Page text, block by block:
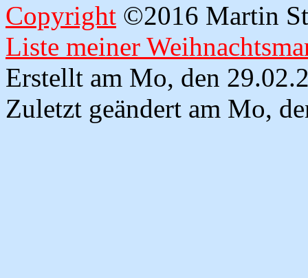
Copyright ©2016 Martin
Liste meiner
Erstellt am Mo, den
Zuletzt geändert am Mo,